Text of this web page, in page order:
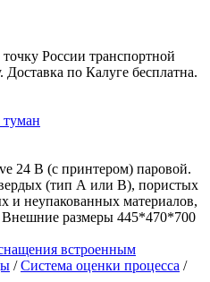
России транспортной
по Калуге бесплатна.
24 B (с принтером) паровой.
(тип А или В), пористых
и неупакованных материалов,
Внешние размеры 445*470*700
встроенным
/Система оценки процесса /